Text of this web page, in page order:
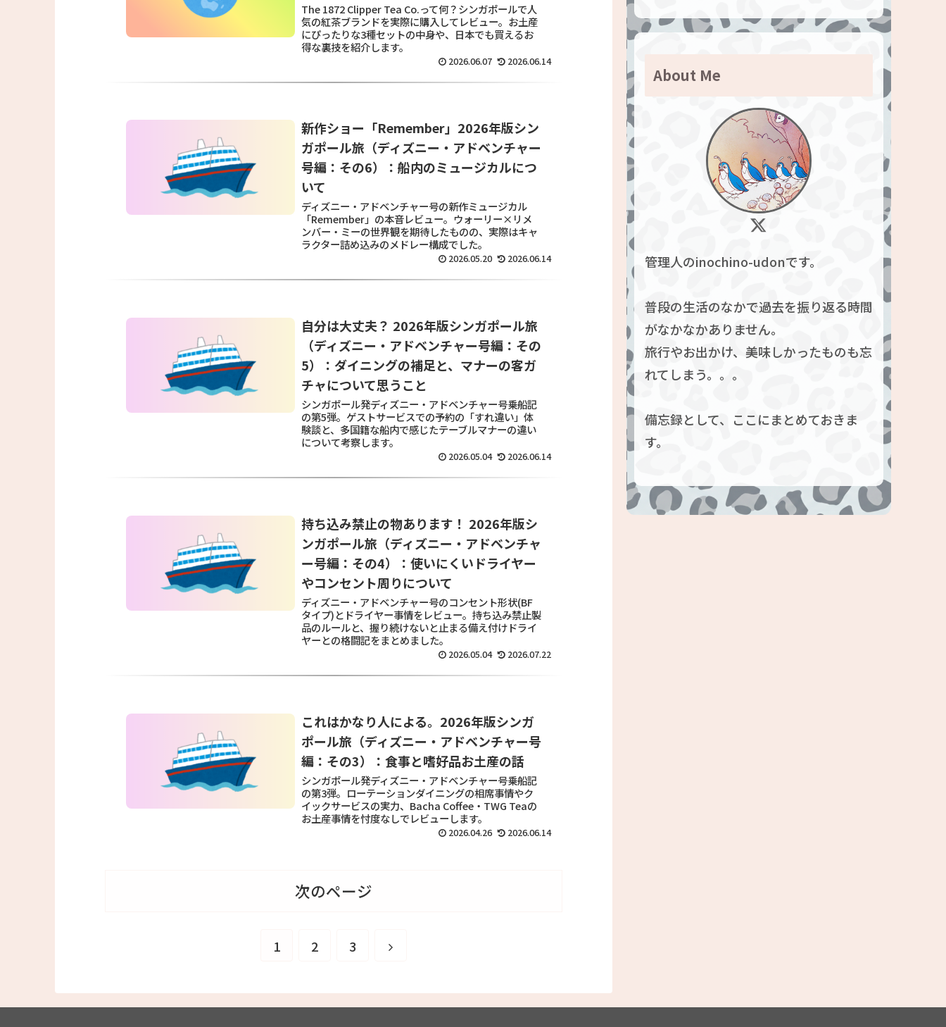
The 1872 Clipper Tea Co.って何？シンガポールで人
気の紅茶ブランドを実際に購入してレビュー。お土産
にぴったりな3種セットの中身や、日本でも買えるお
得な裏技を紹介します。
2026.06.07 2026.06.14
新作ショー「Remember」2026年版シン
ガポール旅（ディズニー・アドベンチャー
号編：その6）：船内のミュージカルにつ
いて
ディズニー・アドベンチャー号の新作ミュージカル
「Remember」の本音レビュー。ウォーリー×リメ
ンバー・ミーの世界観を期待したものの、実際はキャ
ラクター詰め込みのメドレー構成でした。
2026.05.20 2026.06.14
自分は大丈夫？ 2026年版シンガポール旅
（ディズニー・アドベンチャー号編：その
5）：ダイニングの補足と、マナーの客ガ
チャについて思うこと
シンガポール発ディズニー・アドベンチャー号乗船記
の第5弾。ゲストサービスでの予約の「すれ違い」体
験談と、多国籍な船内で感じたテーブルマナーの違い
について考察します。
2026.05.04 2026.06.14
持ち込み禁止の物あります！ 2026年版シ
ンガポール旅（ディズニー・アドベンチャ
ー号編：その4）：使いにくいドライヤー
やコンセント周りについて
ディズニー・アドベンチャー号のコンセント形状(BF
タイプ)とドライヤー事情をレビュー。持ち込み禁止製
品のルールと、握り続けないと止まる備え付けドライ
ヤーとの格闘記をまとめました。
2026.05.04 2026.07.22
これはかなり人による。2026年版シンガ
ポール旅（ディズニー・アドベンチャー号
編：その3）：食事と嗜好品お土産の話
シンガポール発ディズニー・アドベンチャー号乗船記
の第3弾。ローテーションダイニングの相席事情やク
イックサービスの実力、Bacha Coffee・TWG Teaの
お土産事情を忖度なしでレビューします。
2026.04.26 2026.06.14
次のページ
1 2 3
About Me
管理人のinochino-udonです。
普段の生活のなかで過去を振り返る時間
がなかなかありません。
旅行やお出かけ、美味しかったものも忘
れてしまう。。。
備忘録として、ここにまとめておきま
す。